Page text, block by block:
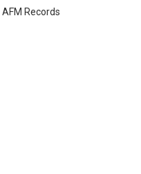
AFM Records